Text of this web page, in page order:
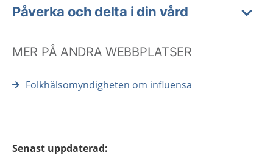
Påverka och delta i din vård
MER PÅ ANDRA WEBBPLATSER
Folkhälsomyndigheten om influensa
Senast uppdaterad: